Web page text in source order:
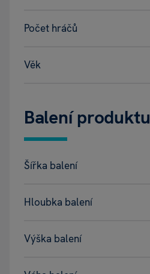
Počet hráčů
Věk
Balení produktu
Šířka balení
Hloubka balení
Výška balení